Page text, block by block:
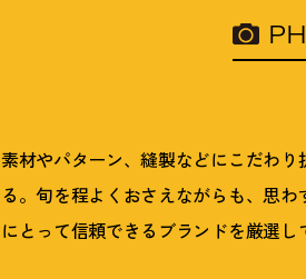
素材やパターン、縫製などにこだわ
る。旬を程よくおさえながらも、思
にとって信頼できるブランドを厳選し